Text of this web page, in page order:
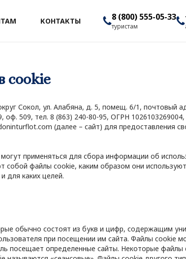
КОНТАКТЫ 8 (800) 555-05-33
туристам
cookie
Сокол, ул. Алабяна, д. 5, помещ. 6/1, почтовый
509, тел. 8 (863) 240-80-95, ОГРН
(далее – сайт) для предоставления
применяться для сбора информации об
собой файлы cookie, каким образом они
для каких целей.
обычно состоят из букв и цифр, содержащим
при посещении им сайта. Файлы cookie
посещает определенные сайты. Некоторые файлы